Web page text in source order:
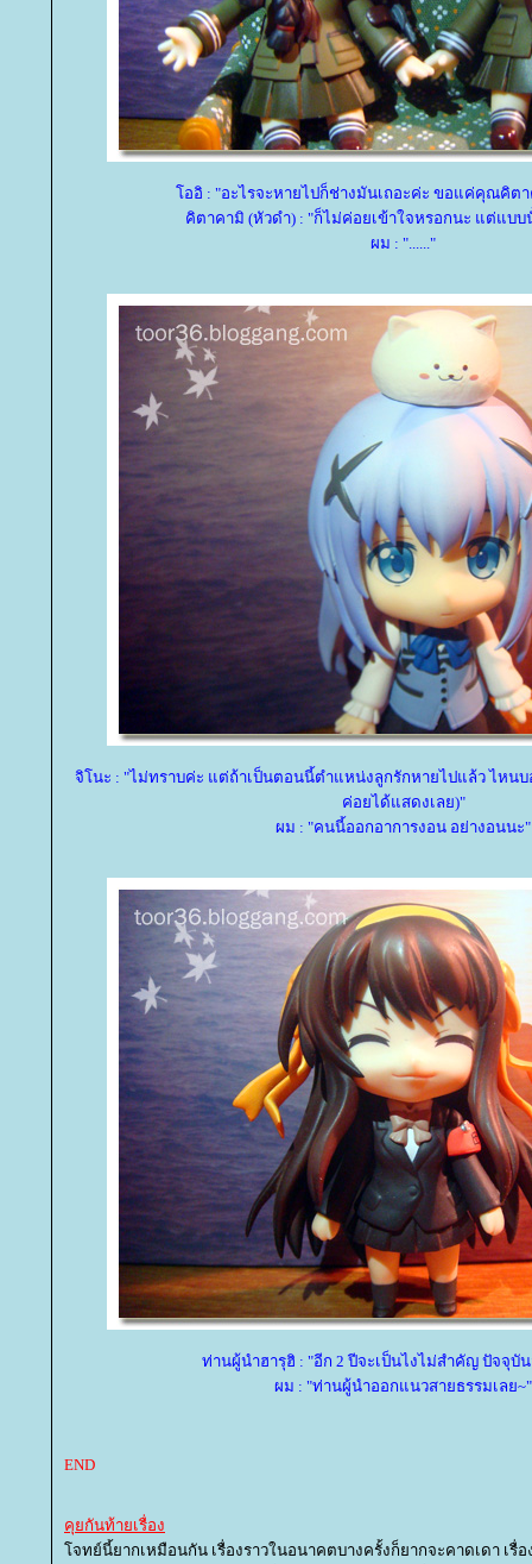
ออิ : "อะไรจะหายไปก็ช่างมันเถอะค่ะ ขอแค่คุณคิต
คิตาคามิ (หัวดำ) : "ก็ไม่ค่อยเข้าใจหรอกนะ แต่แบ
ผม : "......"
จิโนะ : "ไม่ทราบค่ะ แต่ถ้าเป็นตอนนี้ตำแหน่งลูกรักหายไปแล้ว ไหน
ค่อยได้แสดงเลย)"
ผม : "คนนี้ออกอาการงอน อย่างอนนะ"
ท่านผู้นำฮารุฮิ : "อีก 2 ปีจะเป็นไงไม่สำคัญ ปัจจุบั
ผม : "ท่านผู้นำออกแนวสายธรรมเลย~"
END
คุยกันท้ายเรื่อง
จทย์นี้ยากเหมือนกัน เรื่องราวในอนาคตบางครั้งก็ยากจะคาดเดา เรื่